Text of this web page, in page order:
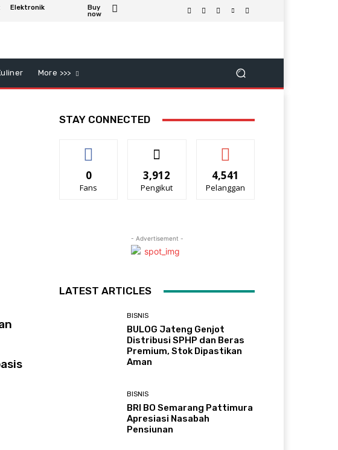
Elektronik
Buy
now
More >>>
STAY CONNECTED
0
Fans
3,912
Pengikut
4,541
Pelanggan
- Advertisement -
LATEST ARTICLES
BISNIS
BULOG Jateng Genjot
Distribusi SPHP dan Beras
Premium, Stok Dipastikan
Aman
BISNIS
BRI BO Semarang Pattimura
Apresiasi Nasabah
Pensiunan